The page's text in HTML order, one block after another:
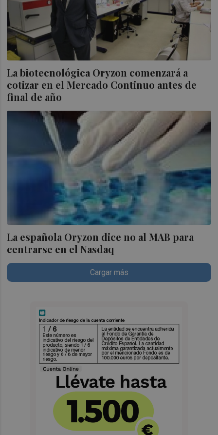
La biotecnológica Oryzon comenzará a
cotizar en el Mercado Continuo antes de
final de año
La española Oryzon dice no al MAB para
centrarse en el Nasdaq
Cargar más